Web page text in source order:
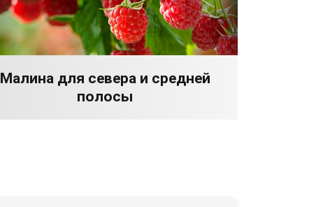
Малина для севера и средней
полосы